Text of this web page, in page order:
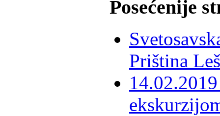
Posećenije
Priština